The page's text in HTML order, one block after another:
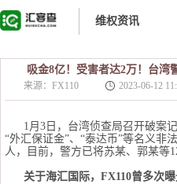
维权资讯
吸金8亿！受害者达2万！台湾
来源：FX110 2023-06-12
1月3日，台湾侦查局召开破案
“外汇保证金”、“泰达币”等名义非
人，目前，警方已将苏某、郭某等
关于海汇国际，FX110曾多次曝